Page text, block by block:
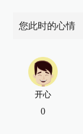
您此时的心情
开心
0